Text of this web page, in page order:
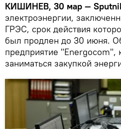
КИШИНЕВ, 30 мар —
электроэнергии,
ГРЭС, срок действия
был продлен до 30 июня.
предприятие "Energocom",
заниматься закупкой